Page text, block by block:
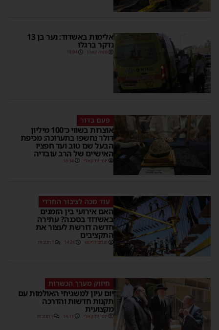
אלימות באשדוד: נער בן 13
נדקר ברגלו
משה קאהן 18:04
פעם בדור
אוצרות בשווי כ־100 מיליון
דולר נחשפו בתערוכה: מכיפת
הבעל שם טוב ועד חפציו
האישיים של הרב עובדיה
יוסי יחזקאלי 16:34
עוד מכה לציבור החרדי
האם אירועי בין הזמנים
באשדוד בסכנה? עתירה
חדשה דורשת לעצור את
התקציבים
מנחם דויטש 14:24 1 תגובות
חיזוק מערך הכשרות
יום עיון למשגיחי האולמות עם
תקנות חדשות והדרכה
מקצועית
יוסי יחזקאלי 14:11 1 תגובות